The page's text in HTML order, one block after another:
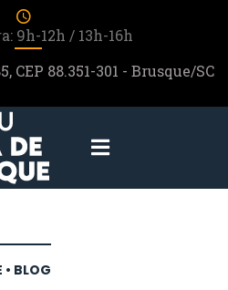
9h-12h / 13h-16h
CEP 88.351-301 - Brusque/SC
• BLOG